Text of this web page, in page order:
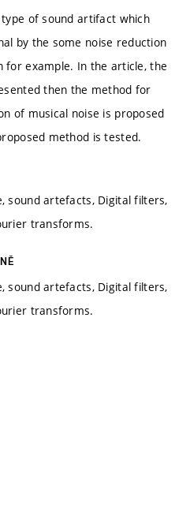
of sound artifact which
by the some noise reduction
for example. In the article, the
then the method for
of musical noise is proposed
method is tested.
sound artefacts, Digital filters,
transforms.
sound artefacts, Digital filters,
transforms.